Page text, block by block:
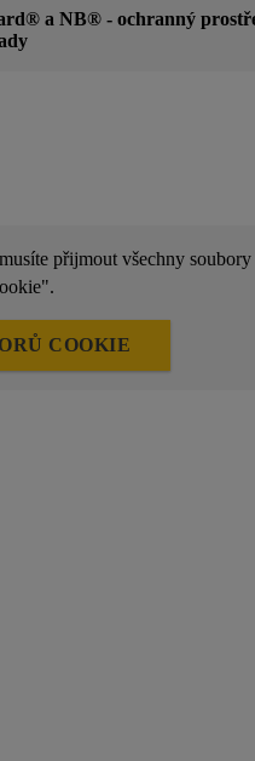
a NB® - ochranný
přijmout všechny
COOKIE